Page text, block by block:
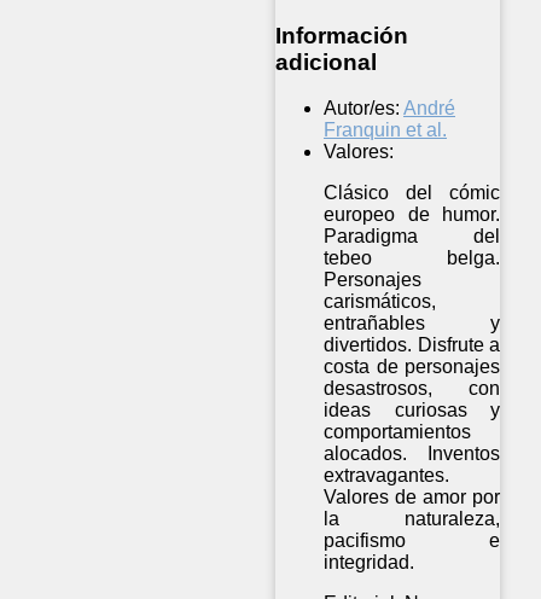
Información
adicional
Autor/es: André
Franquin et al.
Valores:
Clásico del cómic
europeo de humor.
Paradigma del
tebeo belga.
Personajes
carismáticos,
entrañables y
divertidos. Disfrute a
costa de personajes
desastrosos, con
ideas curiosas y
comportamientos
alocados. Inventos
extravagantes.
Valores de amor por
la naturaleza,
pacifismo e
integridad.